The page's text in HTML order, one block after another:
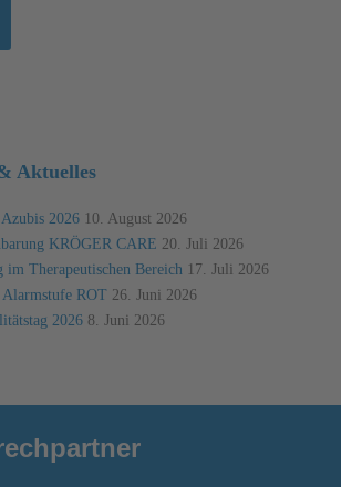
Aktuelles
2026 10. August 2026
KRÖGER CARE 20. Juli 2026
im Therapeutischen Bereich 17. Juli 2026
Alarmstufe ROT 26. Juni 2026
2026 8. Juni 2026